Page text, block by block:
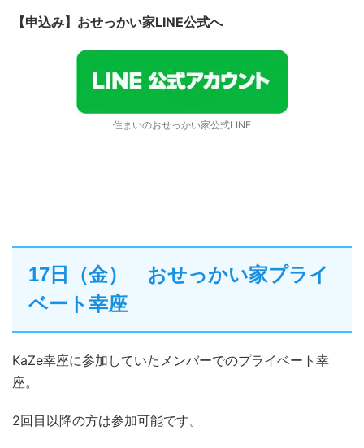
【申込み】おせっかい家LINE公式へ
住まいのおせっかい家公式LINE
17日（金） おせっかい家プライ
ベート幸座
KaZe幸座に参加していたメンバーでのプライベート幸
座。
2回目以降の方は参加可能です。